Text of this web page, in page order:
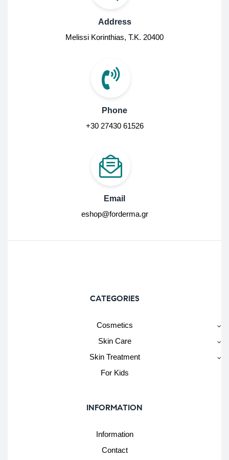
Address
Melissi Korinthias, Τ.Κ. 20400
Phone
+30 27430 61526
Email
eshop@forderma.gr
CATEGORIES
Cosmetics
Skin Care
Skin Treatment
For Kids
INFORMATION
Information
Contact